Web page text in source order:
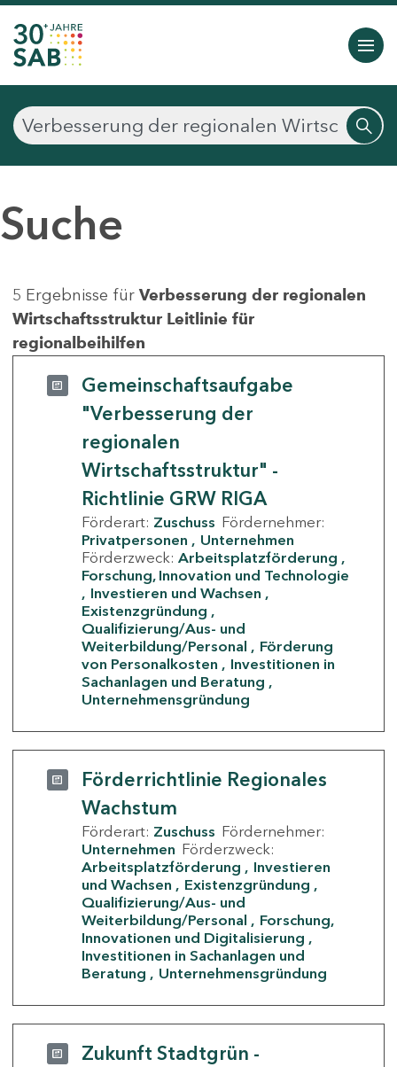
Suche
5 Ergebnisse für Verbesserung der regionalen
Wirtschaftsstruktur Leitlinie für
regionalbeihilfen
Gemeinschaftsaufgabe
"Verbesserung der
regionalen
Wirtschaftsstruktur" -
Richtlinie GRW RIGA
Förderart: Zuschuss Fördernehmer:
Privatpersonen
Unternehmen
Förderzweck: Arbeitsplatzförderung
Forschung, Innovation und Technologie
Investieren und Wachsen
Existenzgründung
Qualifizierung/Aus- und
Weiterbildung/Personal
Förderung
von Personalkosten
Investitionen in
Sachanlagen und Beratung
Unternehmensgründung
Förderrichtlinie Regionales
Wachstum
Förderart: Zuschuss Fördernehmer:
Unternehmen Förderzweck:
Arbeitsplatzförderung
Investieren
und Wachsen
Existenzgründung
Qualifizierung/Aus- und
Weiterbildung/Personal
Forschung,
Innovationen und Digitalisierung
Investitionen in Sachanlagen und
Beratung
Unternehmensgründung
Zukunft Stadtgrün -